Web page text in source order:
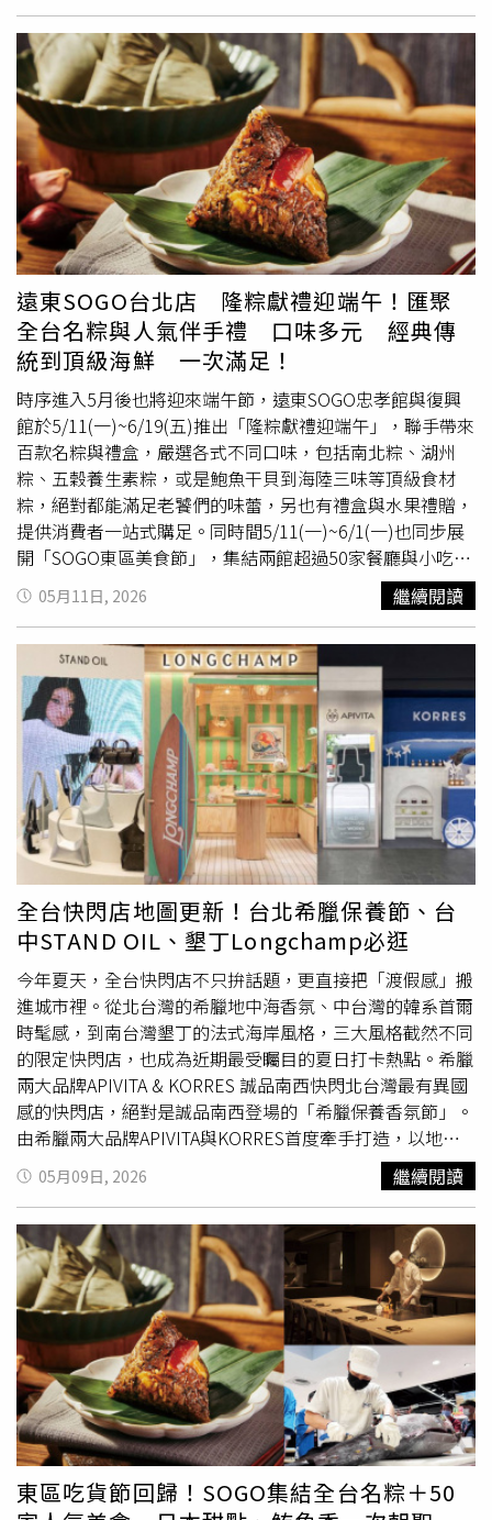
整拉出來。尤其Bemis膠條從肩線一路延伸到褲側，那個線
條感真的超加分，讓整體造型看起來俐落又帶點未來感。
（圖／品牌提供）
激後產生的發炎反應。當身體免疫系統將塵蟎、花粉等物質
視為入侵者時，會釋放組織胺等發炎物質，導致血管擴張與
組織水腫，引發連環噴嚏與水狀鼻涕。特別在
春夏交替之
際，暖濕氣候加上劇烈的日夜溫差，會反覆刺激鼻黏膜。統
計數據顯示，全球約有10%至30%的人口受此困擾，在台灣
也相當常見，若長期未處理，恐導致鼻塞或睡眠品質下降。
感冒還是過敏？觀察鼻涕顏色與症狀持續時間許多民眾在出
現症狀時，常會將過敏誤認為是一般感冒。蒲柏瑞醫師提
醒，兩者在臨床表現上有明顯差異：感冒通常伴隨發燒、喉
嚨痛與全身倦怠感，且鼻涕偏向濃稠的黃綠色，多數情況會
在一週內逐漸好轉；過敏性鼻炎則是以清澈的水狀鼻涕、連
續噴嚏與眼睛、鼻部的搔癢感為主，相關症狀往往會持續數
週，甚至跟隨整個季節變化，對日常生活造成長時間的干
擾。過敏性鼻炎治療須依症狀輕重調整 降低過敏原是基本
之道在處置重點上，蒲柏瑞表示需兼顧「控制症狀」與「預
防復發」。藥物方面，抗組織胺可用於緩解急性期的搔癢不
適，鼻用類固醇噴劑則是目前常見的長期控制方式之一；針
對症狀嚴重者，可經醫師評估後考慮減敏治療。除了藥物，
生活環境的調整同樣是防治重點，醫師建議應定期以高溫清
洗寢具、選用防蟎產品並減少家中的絨毛製品，以降低過敏
原暴露。春天流鼻水不一定是感冒！辨別病況才能合宜處理
交界是過敏症狀較容易發作的時期。若民
眾發現「清鼻涕、噴嚏、搔癢」三大特徵持續超過兩週，應
盡速就醫評估，避免進一步引發鼻竇炎或氣喘等問題。長期
的鼻塞問題不僅會讓白天精神不濟，也可能在無形中影響口
腔健康。蒲醫師呼籲，春天出現流鼻水不一定是感冒，透過
正確辨別原因並搭配環境控制與合適藥物，有機會改善反覆
流鼻水與噴嚏困擾，擁抱清新的換季生活。【延伸閱讀】常
被誤當過敏性鼻炎！ 血管運動型鼻炎症狀與治療一次看過
敏性鼻炎難根治？ 「新一代治療方式」大幅改善鼻塞、流
鼻水https://www.healthnews.com.tw/readnews.php?
id=68410
遠東SOGO台北店 隆粽獻禮迎端午！匯聚
全台名粽與人氣伴手禮 口味多元 經典傳
統到頂級海鮮 一次滿足！
時序進入5月後也將迎來端午節，遠東SOGO忠孝館與復興
館於5/11(一)~6/19(五)推出「隆粽獻禮迎端午」，聯手帶來
百款名粽與禮盒，嚴選各式不同口味，包括南北粽、湖州
粽、五穀養生素粽，或是鮑魚干貝到海陸三味等頂級食材
粽，絕對都能滿足老饕們的味蕾，另也有禮盒與水果禮贈，
提供消費者一站式購足。同時間5/11(一)~6/1(一)也同步展
開「SOGO東區美食節」，集結兩館超過50家餐廳與小吃名
店，帶來當季特色餐點與新品，還有7家美食快閃店美味上
陣，5/11(一)~6/1(一)於APP線上扣200點，還可兌換限量
「100元美食電子購物金」，讓您品嚐美食輕鬆無負擔。
SOGO忠孝館_阪前鐵板燒春夏上市〖映序之宴〗 售價1880
元起 (0501-0531完成阪前社群指定活動，款待黑鑽海鮮珠
寶盒一份)。（圖片提供／遠東SOGO） 台北店名粽系列從
經典傳統到頂級食材一次滿足，推薦忠孝館復興館「億長御
坊」東坡福菜粽，獲台北傳統美食第一名的招牌東坡肉搭配
鹹香福菜，堪稱絕配。另忠孝館Fresh Mart首度帶來屢獲亞
太十大餐飲金獎肯定「蔣府宴」文豪蘇軾粽，數種漢方藥材
熬煮的滷汁，以慢火燜燉肥瘦相間的特選豬五花，再與醬炒
栗子等食材入粽，味醇濃郁，細膩演繹出地道蘇杭風韻。復
興館有深受明星喜愛的知名彌月油飯品牌「冊子」海陸三味
粽，買一組就能品嘗栗香肉粽、頂級干貝粽和麻油雞腿粽，
三種口味一次到齊。此外，即日起~6/10(三)忠孝館更推出
「飯店名粽現場預購」服務，提供消費者輕鬆預訂與宅配選
擇，讓端午送禮更便利。SOGO復興館_冊子 海陸三味粽 原
價730元(6顆) 特價694元(6顆) (6月1日-6月19日快閃)。
（圖片提供／遠東SOGO） 同場加映5/11(一)~6/1(一)舉辦
「SOGO東區美食節」，集結館內人氣名店、異國料理與特
色甜點，從日韓料理、中華經典、歐陸饗宴到南洋風味，一
站式環遊世界美食。為提供更多元新選擇，更有多家美食快
閃名店美味上陣，包含忠孝館鹿港人氣蛋黃酥名店「新口味
蛋黃酥」(5/11-5/17快閃)、名古屋最具代表性的百年蝦煎餅
名店「桂新堂」(5/11-6/4快閃)、標榜日本皇室御用的日本
甜點品牌「神戶風月堂」(5/11-6/4快閃)及一天可狂賣6萬片
的「島嶼生吐司」(5/11-6/4快閃)；復興館則有日本福岡的
日本仙貝米菓百年品牌「吉仙餅」(6/1-6/22快閃)。另外忠
孝館與復興館分別於5/16(六)15:00、5/24(日)15:00舉辦
「中島水產鮪魚切割秀」，活動當日有限時商品與限量折扣
優惠，海鮮控不容錯過。SOGO復興館_老乾杯 老乾杯和牛
壽司組合(五貫) 售價1580元。（圖片提供／遠東SOGO）
05月11日, 2026 繼續閱讀
全台快閃店地圖更新！台北希臘保養節、台
中STAND OIL、墾丁Longchamp必逛
今年夏天，全台快閃店不只拚話題，更直接把「渡假感」搬
進城市裡。從北台灣的希臘地中海香氛、中台灣的韓系首爾
時髦感，到南台灣墾丁的法式海岸風格，三大風格截然不同
的限定快閃店，也成為近期最受矚目的夏日打卡熱點。希臘
兩大品牌APIVITA & KORRES 誠品南西快閃北台灣最有異國
感的快閃店，絕對是誠品南西登場的「希臘保養香氛節」。
由希臘兩大品牌APIVITA與KORRES首度牽手打造，以地中
海島嶼氛圍為靈感，把保養、香氛與植萃生活感一次帶進台
北街頭，最大亮點就是人氣面膜、醫美級精華免費送，每周
五六日限量，現場兌換「仙人掌滋潤面膜單包（8ml）」與
「蜂能C15煥亮精華10ml」組合，一次感受高效補水與透亮
修護的雙重效果，輕鬆帶走醫美級保養體驗。（圖／品牌提
供）其中APIVITA主打「早C晚修護」概念，「蜂能C15煥亮
彈力精華」以15%高濃度維他命C搭配專利蜂膠科技，維持
穩定維他命Ｃ，同時改善夏季常見的暗沉與蠟黃問題。另一
款「蜂能玻尿酸修護精華」則以HoneyLPs蜂蜜脂質科技包
覆5重玻尿酸，主打舒緩乾燥與深層修護，很適合長時間待
冷氣房時使用。APIVITA 蜂能C15煥亮彈力精華30ml / 1,880
元、APIVITA 蜂能玻尿酸修護精華30ml / 1,580元。（圖／
品牌提供）而KORRES今年則以全新「白色無花果淡香水」
成為焦點。從無花果葉綠意、果實甜感到雪松木質尾韻，像
05月09日, 2026 繼續閱讀
東區吃貨節回歸！SOGO集結全台名粽＋50